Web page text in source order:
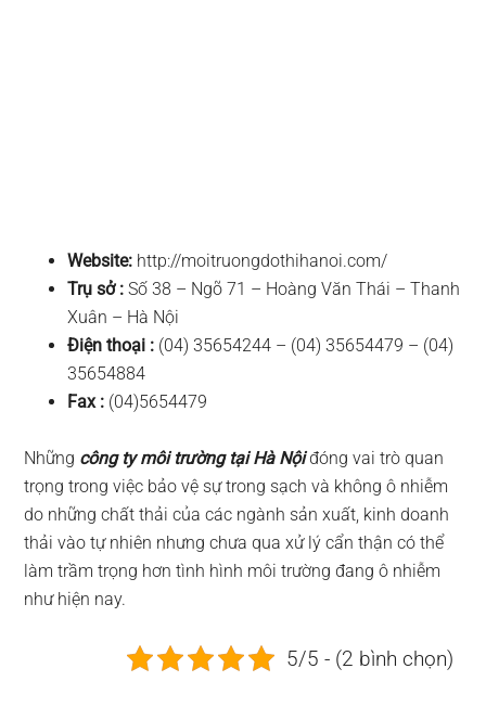
Website: http://moitruongdothihanoi.com/
Trụ sở : Số 38 – Ngõ 71 – Hoàng Văn Thái – Thanh
Xuân – Hà Nội
Điện thoại : (04) 35654244 – (04) 35654479 – (04)
35654884
Fax : (04)5654479
Những công ty môi trường tại Hà Nộiđóng vai trò quan
trọng trong việc bảo vệ sự trong sạch và không ô nhiễm
do những chất thải của các ngành sản xuất, kinh doanh
thải vào tự nhiên nhưng chưa qua xử lý cẩn thận có thể
làm trầm trọng hơn tình hình môi trường đang ô nhiễm
như hiện nay.
5/5 - (2 bình chọn)